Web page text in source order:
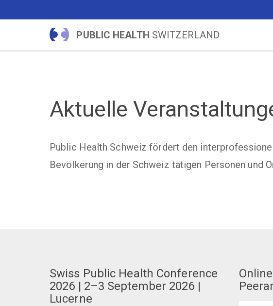
PUBLIC HEALTH SWITZERLAND
Aktuelle
Public Health Schweiz fördert den
Bevölkerung in der Schweiz tätigen Personen und
Swiss Public Health Conference
2026 | 2–3 September 2026 |
Lucerne